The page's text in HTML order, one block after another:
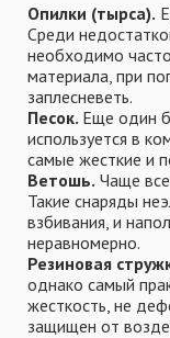
Опилки (тырса).
Среди
необходимо
материала, при
заплесневеть.
Песок. Еще один
используется в
самые жесткие и
Ветошь. Чаще
Такие снаряды
взбивания, и
неравномерно.
Резиновая
однако самый
жесткость, не
защищен от